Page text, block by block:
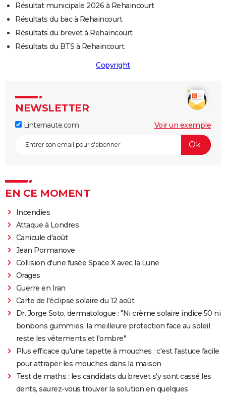
Résultat municipale 2026 à Rehaincourt
Résultats du bac à Rehaincourt
Résultats du brevet à Rehaincourt
Résultats du BTS à Rehaincourt
Copyright
NEWSLETTER
Linternaute.com Voir un exemple
EN CE MOMENT
Incendies
Attaque à Londres
Canicule d'août
Jean Pormanove
Collision d'une fusée Space X avec la Lune
Orages
Guerre en Iran
Carte de l'éclipse solaire du 12 août
Dr. Jorge Soto, dermatologue : "Ni crème solaire indice 50 ni
bonbons gummies, la meilleure protection face au soleil
reste les vêtements et l'ombre"
Plus efficace qu'une tapette à mouches : c'est l'astuce facile
pour attraper les mouches dans la maison
Test de maths : les candidats du brevet s'y sont cassé les
dents, saurez-vous trouver la solution en quelques